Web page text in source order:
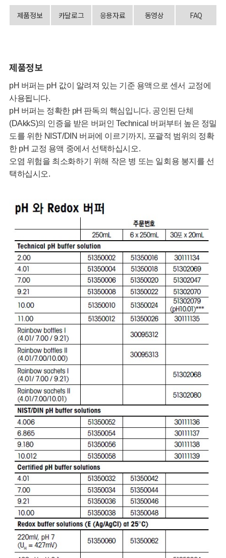
제품정보 카달로그 응용자료 동영상 FAQ
제품정보
pH 버퍼는 pH 값이 알려져 있는 기준 용액으로 센서 교정에
사용됩니다.
pH 버퍼는 정확한 pH 판독의 핵심입니다. 공인된 단체
(DAkkS)의 인증을 받은 버퍼인 Technical 버퍼부터 높은 정밀
도를 위한 NIST/DIN 버퍼에 이르기까지, 포괄적 범위의 정확
한 pH 교정 용액 중에서 선택하십시오.
오염 위험을 최소화하기 위해 작은 병 또는 일회용 봉지를 선
택하십시오.